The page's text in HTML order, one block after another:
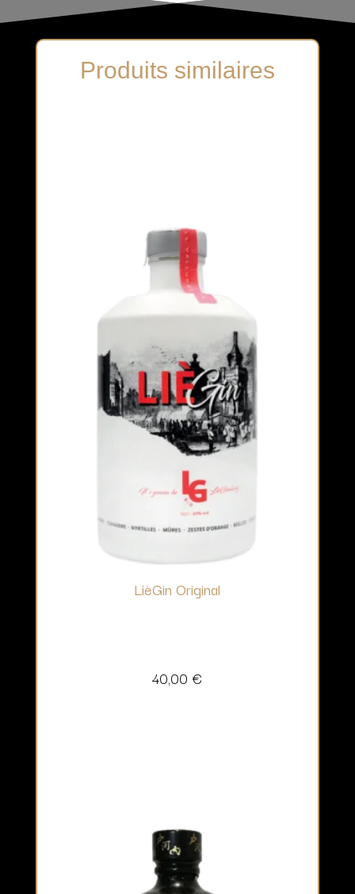
Produits similaires
LièGin Original
40,00 €